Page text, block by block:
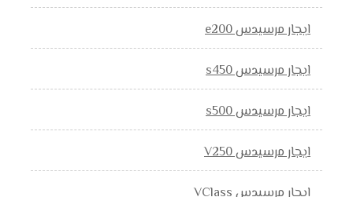
ايجار مرسيدس e200
ايجار مرسيدس s450
ايجار مرسيدس s500
ايجار مرسيدس V250